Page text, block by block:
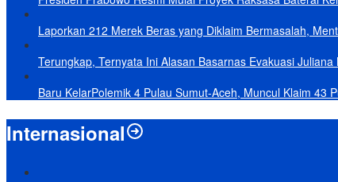
Laporkan 212 Merek Beras yang Diklaim Bermasalah,
Terungkap, Ternyata Ini Alasan Basarnas Evakuasi
Baru KelarPolemik 4 Pulau Sumut-Aceh, Muncul Klaim 43
Internasional